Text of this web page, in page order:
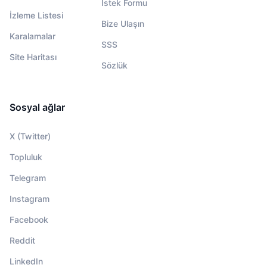
İzleme Listesi
Karalamalar
Site Haritası
İstek Formu
Bize Ulaşın
SSS
Sözlük
Sosyal ağlar
X (Twitter)
Topluluk
Telegram
Instagram
Facebook
Reddit
LinkedIn